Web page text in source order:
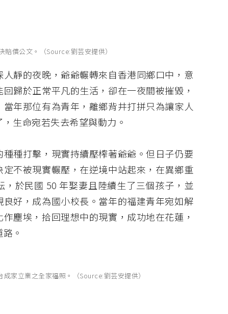
賠償公文。（Source:劉芸安提供）
靜的夜晚，爺爺輾轉來自香港同鄉口中，意
歸於正常平凡的生活，卻在一夜間被摧毀，
年那位有為青年，離鄉背井打拼只為讓家人
生命宛若失去希望與動力。
種打擊，現實持續壓榨著爺爺。但日子仍要
不被現實輾壓，在逆境中站起來，在異鄉重
於民國 50 年娶妻且陸續生了三個孩子，並
好，成為國小校長。當年的福建青年宛如解
塵埃，拾回理想中的現實，成功地在花蓮，
。
家立業之全家福照。（Source:劉芸安提供）